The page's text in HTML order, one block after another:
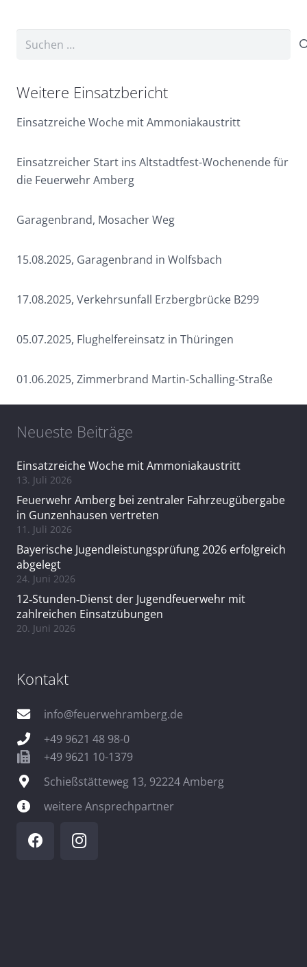
Suchen
Weitere Einsatzbericht
Einsatzreiche Woche mit Ammoniakaustritt
Einsatzreicher Start ins Altstadtfest-Wochenende für
die Feuerwehr Amberg
Garagenbrand, Mosacher Weg
15.08.2025, Garagenbrand in Wolfsbach
17.08.2025, Verkehrsunfall Erzbergbrücke B299
05.07.2025, Flughelfereinsatz in Thüringen
01.06.2025, Zimmerbrand Martin-Schalling-Straße
Neueste Beiträge
Einsatzreiche Woche mit Ammoniakaustritt
13. Juli 2026
Feuerwehr Amberg bei zentraler Fahrzeugübergabe
in Gunzenhausen vertreten
11. Juli 2026
Bayerische Jugendleistungsprüfung 2026 erfolgreich
abgelegt
24. Juni 2026
12‑Stunden‑Dienst der Jugendfeuerwehr mit
zahlreichen Einsatzübungen
20. Juni 2026
Kontakt
info@feuerwehramberg.de
+49 9621 48 98-0
+49 9621 10-1379
Schießstätteweg 13, 92224 Amberg
weitere Ansprechpartner